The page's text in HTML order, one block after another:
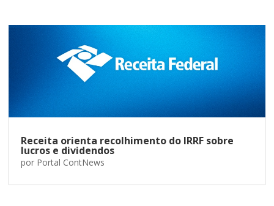
Receita orienta recolhimento do IRRF sobre
lucros e dividendos
por Portal ContNews